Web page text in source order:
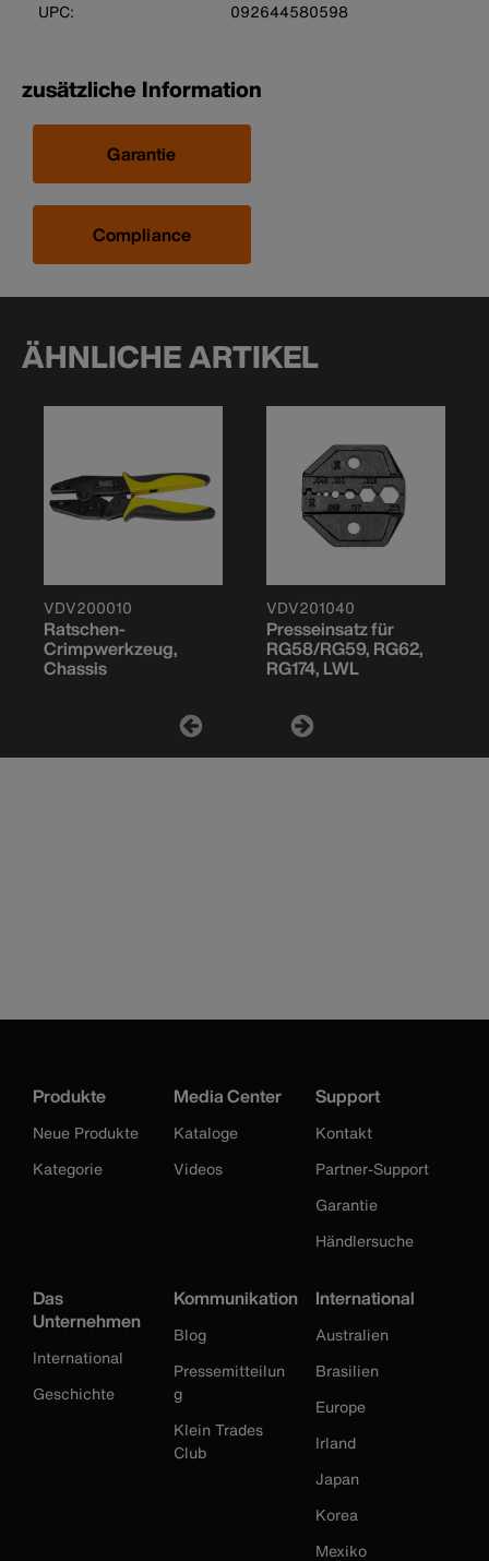
UPC: 092644580598
zusätzliche Information
Garantie
Compliance
ÄHNLICHE ARTIKEL
VDV200010
Ratschen-
Crimpwerkzeug,
Chassis
VDV201040
Presseinsatz für
RG58/RG59, RG62,
RG174, LWL
Produkte
Neue Produkte
Kategorie
Media Center
Kataloge
Videos
Support
Kontakt
Partner-Support
Garantie
Händlersuche
Das
Unternehmen
International
Geschichte
Kommunikation
Blog
Pressemitteilun
g
Klein Trades
Club
International
Australien
Brasilien
Europe
Irland
Japan
Korea
Mexiko